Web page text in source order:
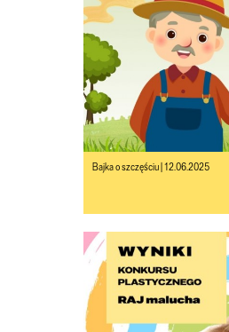
Bajka o szczęściu | 12.06.2025